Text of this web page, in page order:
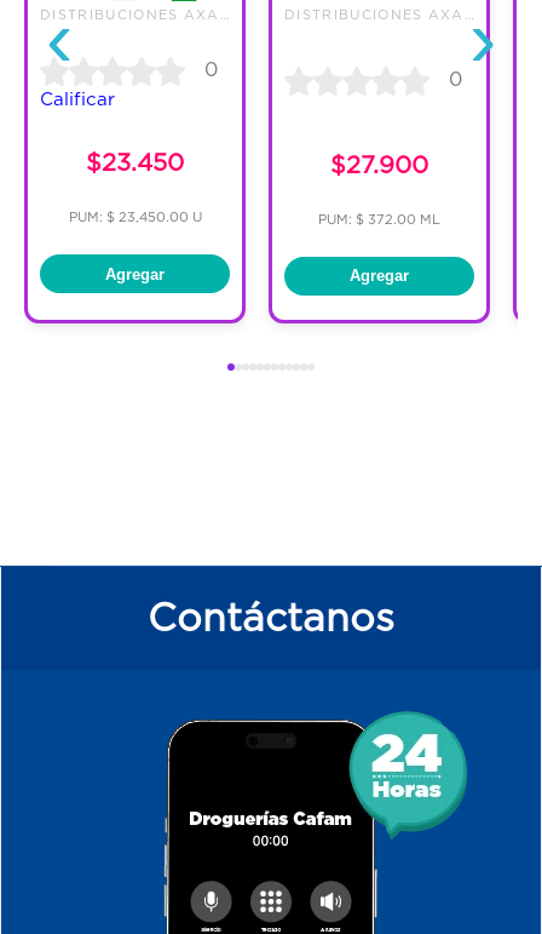
‹ 0
Calificar
$23.450
PUM: $ 23,450.00 U
Agregar
0
$27.900
PUM: $ 372.00 ML
Agregar
›
Contáctanos